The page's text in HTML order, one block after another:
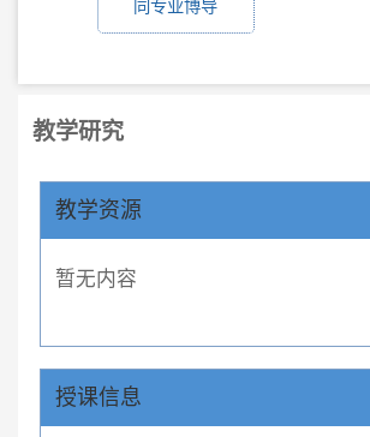
同专业博导
教学研究
教学资源
暂无内容
授课信息